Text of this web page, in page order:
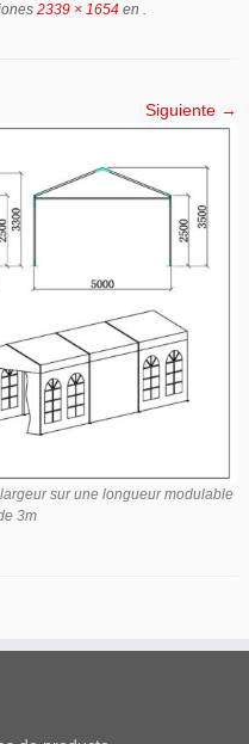
2339 × 1654 en .
Siguiente →
sur une longueur modulable
3m